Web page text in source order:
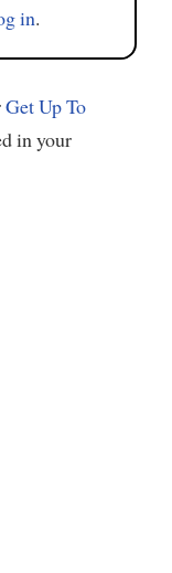
in.
Get Up To
in your